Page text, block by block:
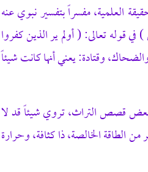
العلمية، مفسراً بتفسير نبوي عنه
قوله تعالى: ( أولم ير الذين كفروا
وقتادة: يعني أنها كانت شيئاً
بعض قصص التراث، تروي شيئاً قد لا
الطاقة الخالصة، ذا كثافة، وحرارة